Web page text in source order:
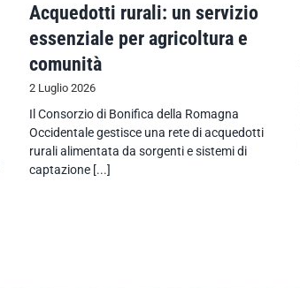
Acquedotti rurali: un servizio
essenziale per agricoltura e
comunità
2 Luglio 2026
Il Consorzio di Bonifica della Romagna
Occidentale gestisce una rete di acquedotti
rurali alimentata da sorgenti e sistemi di
captazione [...]